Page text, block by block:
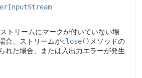
トリームにマークが付いていない場
合、ストリームがclose() メソッドの
れた場合、または入出力エラーが発生